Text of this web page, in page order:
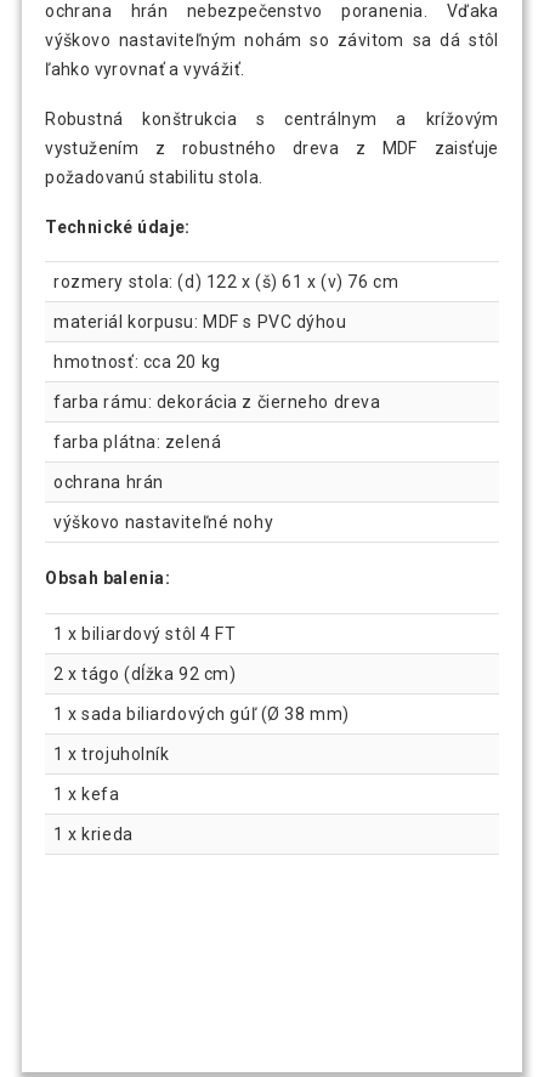
ochrana hrán nebezpečenstvo poranenia. Vďaka
výškovo nastaviteľným nohám so závitom sa dá stôl
ľahko vyrovnať a vyvážiť.
Robustná konštrukcia s centrálnym a krížovým
vystužením z robustného dreva z MDF zaisťuje
požadovanú stabilitu stola.
Technické údaje:
rozmery stola: (d) 122 x (š) 61 x (v) 76 cm
materiál korpusu: MDF s PVC dýhou
hmotnosť: cca 20 kg
farba rámu: dekorácia z čierneho dreva
farba plátna: zelená
ochrana hrán
výškovo nastaviteľné nohy
Obsah balenia:
1 x biliardový stôl 4 FT
2 x tágo (dĺžka 92 cm)
1 x sada biliardových gúľ (Ø 38 mm)
1 x trojuholník
1 x kefa
1 x krieda